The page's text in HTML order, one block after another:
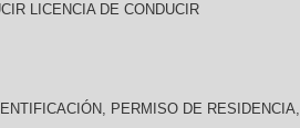
LICENCIA DE CONDUCIR
PERMISO DE RESIDENCIA,